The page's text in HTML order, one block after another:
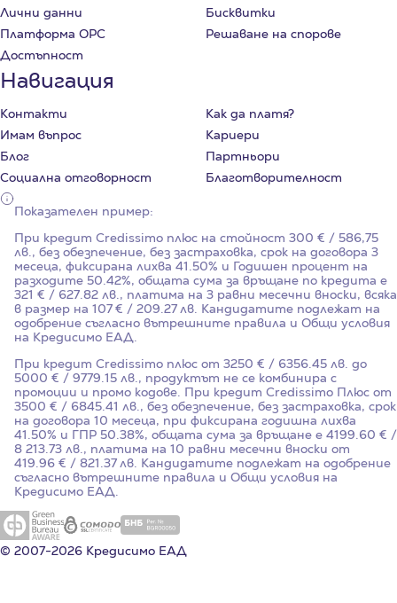
Лични данни
Бисквитки
Платформа ОРС
Решаване на спорове
Достъпност
Навигация
Контакти
Как да платя?
Имам въпрос
Кариери
Блог
Партньори
Социална отговорност
Благотворителност
Показателен пример:
При кредит Credissimo плюс на стойност 300 € / 586,75
лв., без обезпечение, без застраховка, срок на договора 3
месеца, фиксирана лихва 41.50% и Годишен процент на
разходите 50.42%, общата сума за връщане по кредита е
321 € / 627.82 лв., платима на 3 равни месечни вноски, всяка
в размер на 107 € / 209.27 лв. Кандидатите подлежат на
одобрение съгласно вътрешните правила и Общи условия
на Кредисимо ЕАД.
При кредит Credissimo плюс от 3250 € / 6356.45 лв. до
5000 € / 9779.15 лв., продуктът не се комбинира с
промоции и промо кодове. При кредит Credissimo Плюс от
3500 € / 6845.41 лв., без обезпечение, без застраховка, срок
на договора 10 месеца, при фиксирана годишна лихва
41.50% и ГПР 50.38%, общата сума за връщане е 4199.60 € /
8 213.73 лв., платима на 10 равни месечни вноски от
419.96 € / 821.37 лв. Кандидатите подлежат на одобрение
съгласно вътрешните правила и Общи условия на
Кредисимо ЕАД.
© 2007-2026 Кредисимо ЕАД